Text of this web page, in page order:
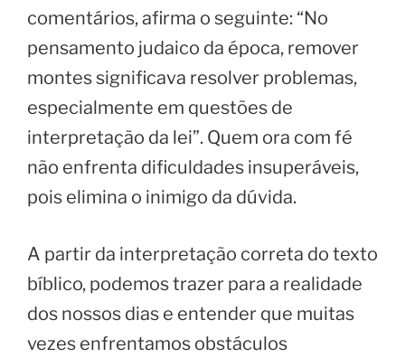
comentários, afirma o seguinte: “No
pensamento judaico da época, remover
montes significava resolver problemas,
especialmente em questões de
interpretação da lei”. Quem ora com fé
não enfrenta dificuldades insuperáveis,
pois elimina o inimigo da dúvida.
A partir da interpretação correta do texto
bíblico, podemos trazer para a realidade
dos nossos dias e entender que muitas
vezes enfrentamos obstáculos